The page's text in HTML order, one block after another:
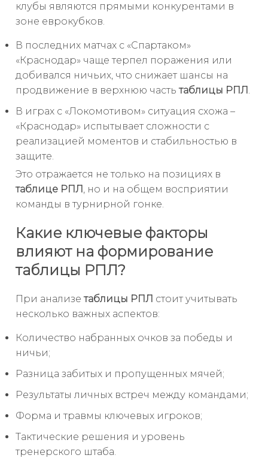
клубы являются прямыми конкурентами в
зоне еврокубков.
В последних матчах с «Спартаком»
«Краснодар» чаще терпел поражения или
добивался ничьих, что снижает шансы на
продвижение в верхнюю частьтаблицы РПЛ.
В играх с «Локомотивом» ситуация схожа –
«Краснодар» испытывает сложности с
реализацией моментов и стабильностью в
защите.
Это отражается не только на позициях в
таблице РПЛ, но и на общем восприятии
команды в турнирной гонке.
Какие ключевые факторы
влияют на формирование
таблицы РПЛ?
При анализетаблицы РПЛ стоит учитывать
несколько важных аспектов:
Количество набранных очков за победы и
ничьи;
Разница забитых и пропущенных мячей;
Результаты личных встреч между командами;
Форма и травмы ключевых игроков;
Тактические решения и уровень
тренерского штаба.